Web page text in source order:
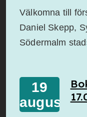
Välkomna till
Daniel Skepp,
Södermalm
19
augusti